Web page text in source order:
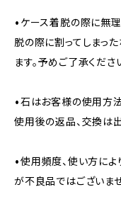
•ケース着脱の際に無
脱の際に割ってしまっ
ます。予めご了承くださ
•石はお客様の使用方
使用後の返品、交換は
•使用頻度、使い方によ
が不良品ではございま